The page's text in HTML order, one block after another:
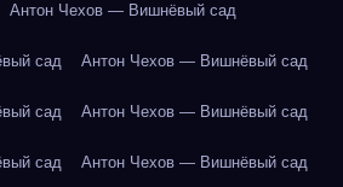
Антон Чехов — Вишнёвый сад
сад Антон Чехов — Вишнёвый сад
сад Антон Чехов — Вишнёвый сад
сад Антон Чехов — Вишнёвый сад